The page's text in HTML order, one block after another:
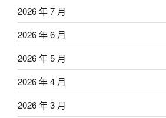
2026 年 7 月
2026 年 6 月
2026 年 5 月
2026 年 4 月
2026 年 3 月